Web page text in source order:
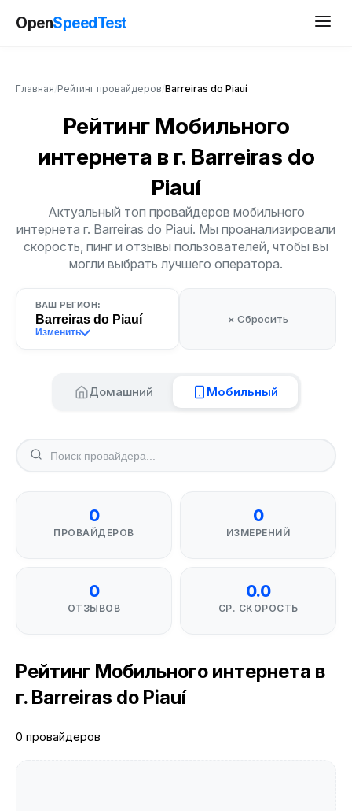
OpenSpeedTest
Главная Рейтинг провайдеров Barreiras do Piauí
Рейтинг Мобильного
интернета в г. Barreiras do
Piauí
Актуальный топ провайдеров мобильного
интернета г. Barreiras do Piauí. Мы проанализировали
скорость, пинг и отзывы пользователей, чтобы вы
могли выбрать лучшего оператора.
ВАШ РЕГИОН:
Barreiras do Piauí
Изменить
× Сбросить
Домашний Мобильный
0
ПРОВАЙДЕРОВ
0
ИЗМЕРЕНИЙ
0
ОТЗЫВОВ
0.0
СР. СКОРОСТЬ
Рейтинг Мобильного интернета в
г. Barreiras do Piauí
0 провайдеров